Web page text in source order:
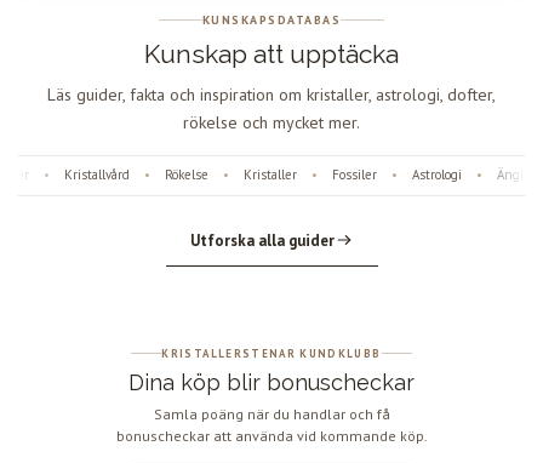
KUNSKAPSDATABAS
Kunskap att upptäcka
Läs guider, fakta och inspiration om kristaller, astrologi, dofter,
rökelse och mycket mer.
• Kristallvård Rökelse Kristaller • Fossiler • Astrologi
Utforska alla guider
KRISTALLERSTENAR KUNDKLUBB
Dina köp blir bonuscheckar
Samla poäng när du handlar och få
bonuscheckar att använda vid kommande köp.